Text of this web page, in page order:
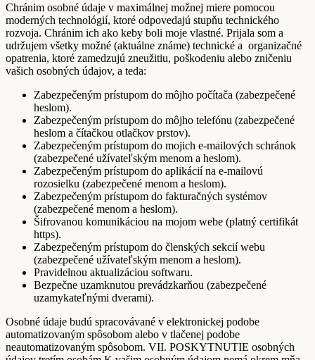
Chránim osobné údaje v maximálnej možnej miere pomocou
moderných technológií, ktoré odpovedajú stupňu technického
rozvoja. Chránim ich ako keby boli moje vlastné. Prijala som a
udržujem všetky možné (aktuálne známe) technické a organizačné
opatrenia, ktoré zamedzujú zneužitiu, poškodeniu alebo zničeniu
vašich osobných údajov, a teda:
Zabezpečeným prístupom do môjho počítača (zabezpečené
heslom).
Zabezpečeným prístupom do môjho telefónu (zabezpečené
heslom a čítačkou otlačkov prstov).
Zabezpečeným prístupom do mojich e-mailových schránok
(zabezpečené užívateľským menom a heslom).
Zabezpečeným prístupom do aplikácií na e-mailovú
rozosielku (zabezpečené menom a heslom).
Zabezpečeným prístupom do fakturačných systémov
(zabezpečené menom a heslom).
Šifrovanou komunikáciou na mojom webe (platný certifikát
https).
Zabezpečeným prístupom do členských sekcií webu
(zabezpečené užívateľským menom a heslom).
Pravidelnou aktualizáciou softwaru.
Bezpečne uzamknutou prevádzkarňou (zabezpečené
uzamykateľnými dverami).
Osobné údaje budú spracovávané v elektronickej podobe
automatizovaným spôsobom alebo v tlačenej podobe
neautomatizovaným spôsobom. VII. POSKYTNUTIE osobných